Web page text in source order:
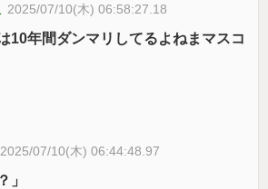
2025/07/10(木) 06:58:27.18
10年間ダンマリしてるよねまマスコ
2025/07/10(木) 06:44:48.97
」